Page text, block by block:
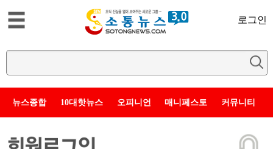
로그인
뉴스종합 10대핫뉴스 오피니언 매니페스토 커뮤니티